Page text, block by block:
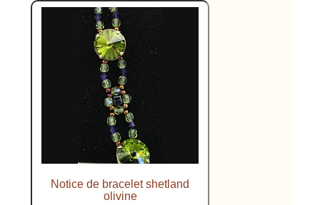
Notice de bracelet shetland
olivine